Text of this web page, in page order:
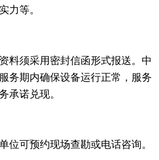
力等。
须采用密封信函形式报送。中
务期内确保设备运行正常，服务
承诺兑现。
可预约现场查勘或电话咨询。